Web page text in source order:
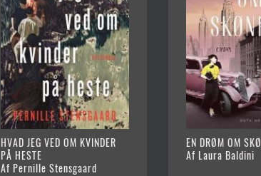
HVAD JEG VED OM KVINDER
PÅ HESTE
Af Pernille Stensgaard
EN DRØM OM
Af Laura Baldini